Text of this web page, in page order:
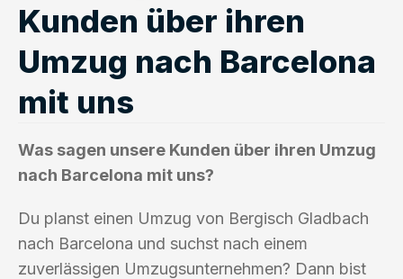
Kunden über ihren
Umzug nach Barcelona
mit uns
Was sagen unsere Kunden über ihren Umzug
nach Barcelona mit uns?
Du planst einen Umzug von Bergisch Gladbach
nach Barcelona und suchst nach einem
zuverlässigen Umzugsunternehmen? Dann bist